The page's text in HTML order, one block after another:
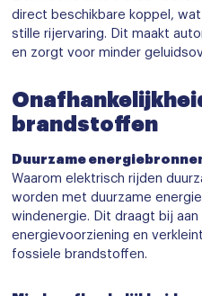
direct beschikbare koppel,
stille rijervaring. Dit maakt
en zorgt voor minder
brandstoffen
Duurzame
Waarom elektrisch rijden
worden met duurzame
windenergie. Dit draagt bij
energievoorziening en
fossiele brandstoffen.